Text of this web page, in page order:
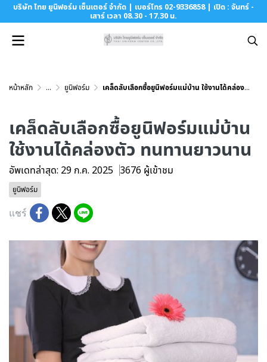
บริษัท ไทย ยูนิฟอร์ม เซ็นเตอร์ จำกัด | เบอร์โทร 02-9336858 | เปิด : จันทร์ -
เสาร์ เวลา 08.30 - 17.30 น.
หน้าหลัก ... ยูนิฟอร์ม เคล็ดลับเลือกซื้อยูนิฟอร์มแม่บ้าน ใช้งานได้คล่องตัว ทนทานยาวนาน
เคล็ดลับเลือกซื้อยูนิฟอร์มแม่บ้าน
ใช้งานได้คล่องตัว ทนทานยาวนาน
อัพเดทล่าสุด: 29 ก.ค. 2025 3676 ผู้เข้าชม
ยูนิฟอร์ม
แชร์